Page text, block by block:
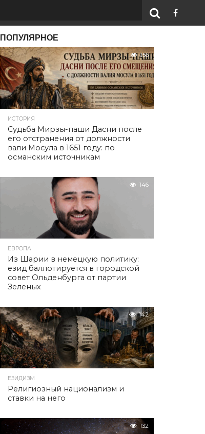
ПОПУЛЯРНОЕ
156
ИСТОРИЯ
Судьба Мирзы-паши Дасни после
его отстранения от должности
вали Мосула в 1651 году: по
османским источникам
146
ЕВРОПА
Из Шарии в немецкую политику:
езид баллотируется в городской
совет Ольденбурга от партии
Зеленых
142
ЕЗИДИЗМ
Религиозный национализм и
ставки на него
132